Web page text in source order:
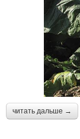
читать дальше →